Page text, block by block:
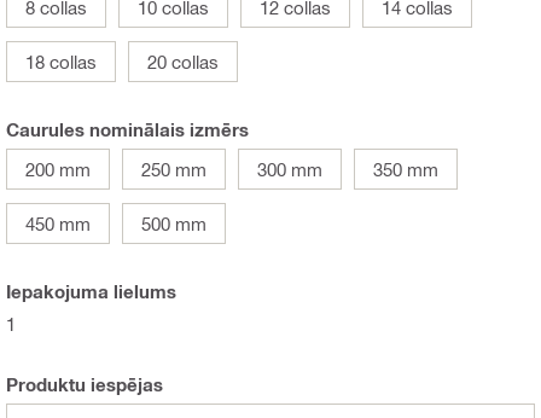
8 collas
10 collas 12 collas 14 collas
18 collas 20 collas
Caurules nominālais izmērs
200 mm
250 mm 300 mm 350 mm
450 mm 500 mm
Iepakojuma lielums
1
Produktu iespējas